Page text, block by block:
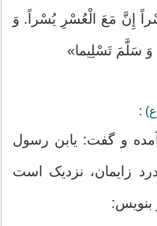
إِنَّ مَعَ الْعُسْرِ یُسْراً. وَ
سَلَّمَ تَسْلِیما»
:
و گفت: یابن رسول
زایمان، نزدیک است
بنویس: